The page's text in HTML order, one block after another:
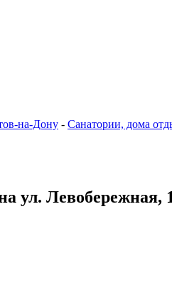
на-Дону - Санатории, дома
ул. Левобережная,